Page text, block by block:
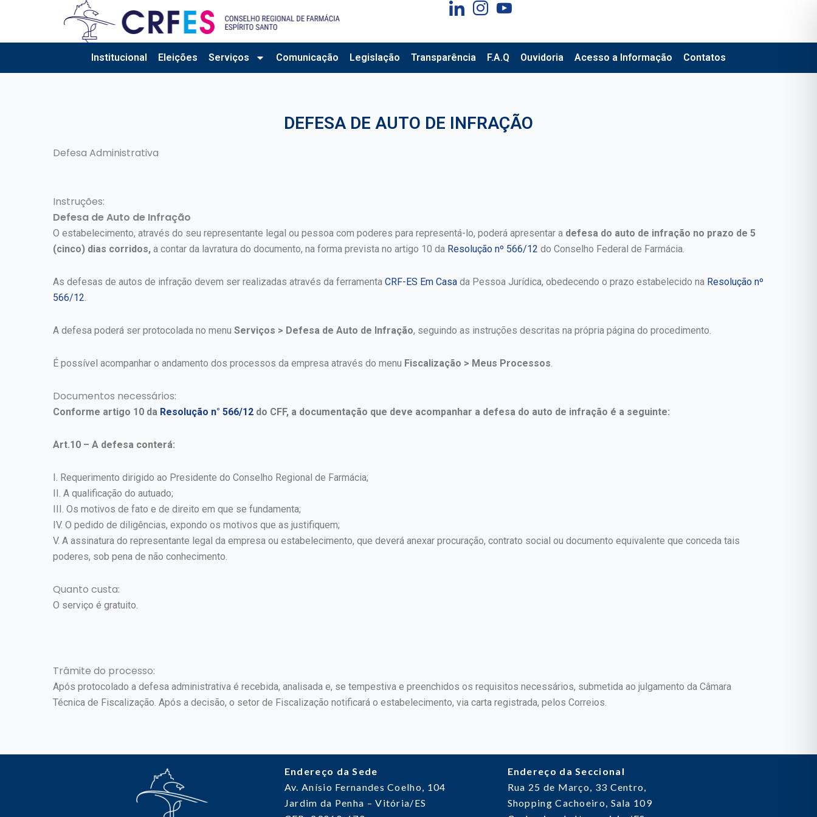
Institucional Eleições Serviços Comunicação Legislação Transparência F.A.Q Ouvidoria Acesso a Informação Contatos
DEFESA DE AUTO DE INFRAÇÃO
Defesa Administrativa
Instruções:
Defesa de Auto de Infração
O estabelecimento, através do seu representante legal ou pessoa com poderes para representá-lo, poderá apresentar a defesa do auto de infração no prazo de 5
(cinco) dias corridos, a contar da lavratura do documento, na forma prevista no artigo 10 da Resolução nº 566/12 do Conselho Federal de Farmácia.
As defesas de autos de infração devem ser realizadas através da ferramenta CRF-ES Em Casa da Pessoa Jurídica, obedecendo o prazo estabelecido na Resolução nº
566/12
A defesa poderá ser protocolada no menu Serviços > Defesa de Auto de Infração, seguindo as instruções descritas na própria página do procedimento.
É possível acompanhar o andamento dos processos da empresa através do menu Fiscalização > Meus Processos
Documentos necessários:
Conforme artigo 10 da Resolução n° 566/12 do CFF, a documentação que deve acompanhar a defesa do auto de infração é a seguinte:
Art.10 – A defesa conterá:
I. Requerimento dirigido ao Presidente do Conselho Regional de Farmácia;
II. A qualificação do autuado;
III. Os motivos de fato e de direito em que se fundamenta;
IV. O pedido de diligências, expondo os motivos que as justifiquem;
V. A assinatura do representante legal da empresa ou estabelecimento, que deverá anexar procuração, contrato social ou documento equivalente que conceda tais
poderes, sob pena de não conhecimento.
Quanto custa:
O serviço é gratuito.
Trâmite do processo:
Após protocolado a defesa administrativa é recebida, analisada e, se tempestiva e preenchidos os requisitos necessários, submetida ao julgamento da Câmara
Técnica de Fiscalização. Após a decisão, o setor de Fiscalização notificará o estabelecimento, via carta registrada, pelos Correios.
Endereço da Sede
Av. Anísio Fernandes Coelho, 104
Jardim da Penha – Vitória/ES
Endereço da Seccional
Rua 25 de Março, 33 Centro,
Shopping Cachoeiro, Sala 109